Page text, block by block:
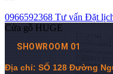
0966592368 Tư vấn Đặt
Cửa gỗ HUGE
SHOWROOM 01
Địa chỉ: SỐ 128 Đường